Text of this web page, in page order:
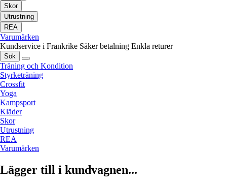
Skor
Utrustning
REA
Varumärken
Kundservice i Frankrike Säker betalning Enkla returer
Sök
Träning och Kondition
Styrketräning
Crossfit
Yoga
Kampsport
Kläder
Skor
Utrustning
REA
Varumärken
Lägger till i kundvagnen...